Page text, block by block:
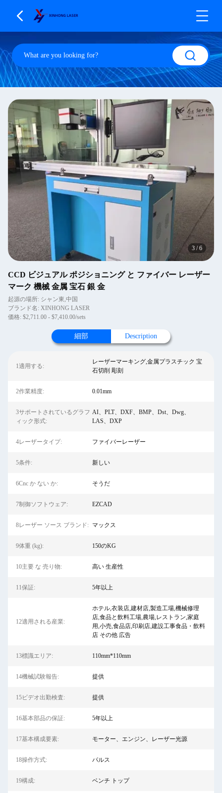
3 /6
CCD ビジュアル ポジショニング と ファイバー レーザー
マーク 機械 金属 宝石 銀 金
起源の場所: シャン東,中国
ブランド名: XINHONG LASER
価格: $2,711.00 - $7,410.00/sets
細部 Description
1適用する:
レーザーマーキング,金属プラスチック 宝
石切削 彫刻
2作業精度: 0.01mm
3サポートされているグラフ
ィック形式:
AI、PLT、DXF、BMP、Dst、Dwg、
LAS、DXP
4レーザータイプ: ファイバーレーザー
5条件: 新しい
6Cnc か ない か: そうだ
7制御ソフトウェア: EZCAD
8レーザー ソース ブランド: マックス
9体重 (kg): 150のKG
10主要 な 売り物: 高い 生産性
11保証: 5年以上
12適用される産業:
ホテル,衣装店,建材店,製造工場,機械修理
店,食品と飲料工場,農場,レストラン,家庭
用,小売,食品店,印刷店,建設工事食品・飲料
店 その他 広告
13標識エリア: 110mm*110mm
14機械試験報告: 提供
15ビデオ出勤検査: 提供
16基本部品の保証: 5年以上
17基本構成要素: モーター、エンジン、レーザー光源
18操作方式: パルス
19構成: ベンチ トップ